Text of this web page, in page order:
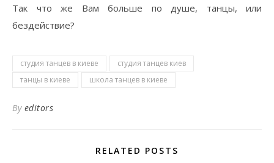
Так что же Вам больше по душе, танцы, или
бездействие?
студия танцев в киеве
студия танцев киев
танцы в киеве
школа танцев в киеве
By editors
RELATED POSTS